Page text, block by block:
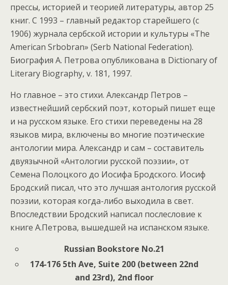
прессы, историей и теорией литературы, автор 25
книг. С 1993 – главный редактор старейшего (с
1906) журнала сербской истории и культуры «The
American Srbobran» (Serb National Federation).
Биография А. Петрова опубликована в Dictionary of
Literary Biography, v. 181, 1997.
Но главное – это стихи. Александр Петров –
известнейший сербский поэт, который пишет еще
и на русском языке. Его стихи переведены на 28
языков мира, включены во многие поэтические
антологии мира. Александр и сам – составитель
двуязычной «Антологии русской поэзии», от
Семена Полоцкого до Иосифа Бродского. Иосиф
Бродский писал, что это лучшая антология русской
поэзии, которая когда-либо выходила в свет.
Впоследствии Бродский написал послесловие к
книге А.Петрова, вышедшей на испанском языке.
Russian Bookstore No.21
174-176 5th Ave, Suite 200(between 22nd
and 23rd), 2nd floor